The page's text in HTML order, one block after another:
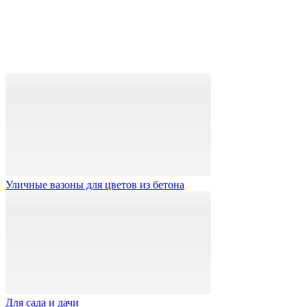
Уличные вазоны для цветов из бетона
Для сада и дачи